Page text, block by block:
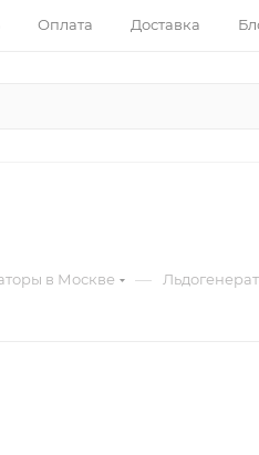
Оплата Доставка
в Москве —